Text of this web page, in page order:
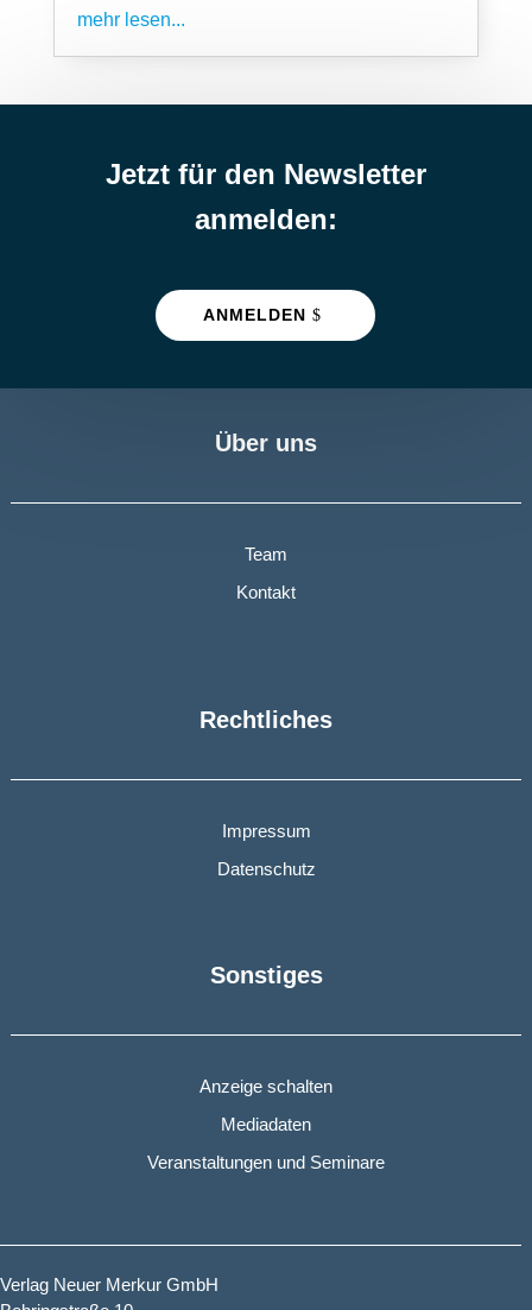
mehr lesen...
Jetzt für den Newsletter
anmelden:
ANMELDEN
Über uns
Team
Kontakt
Rechtliches
Impressum
Datenschutz
Sonstiges
Anzeige schalten
Mediadaten
Veranstaltungen und Seminare
Verlag Neuer Merkur GmbH